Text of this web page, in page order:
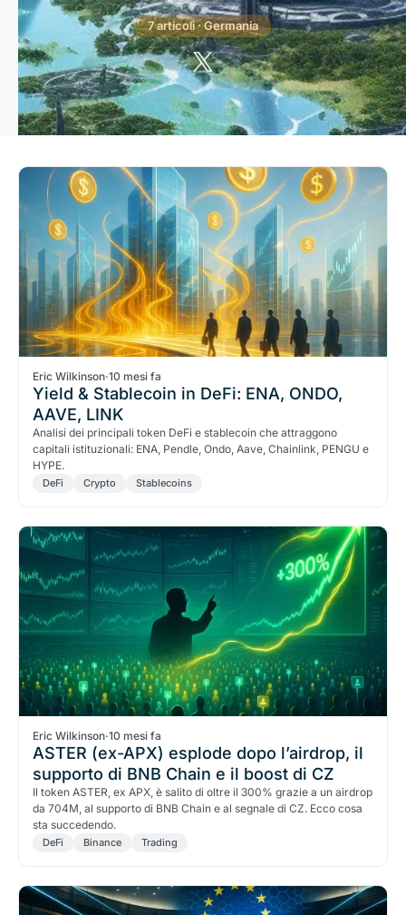
7 articoli · Germania
Eric Wilkinson·10 mesi fa
Yield & Stablecoin in DeFi: ENA, ONDO,
AAVE, LINK
Analisi dei principali token DeFi e stablecoin che attraggono
capitali istituzionali: ENA, Pendle, Ondo, Aave, Chainlink, PENGU e
HYPE.
DeFi Crypto Stablecoins
Eric Wilkinson·10 mesi fa
ASTER (ex-APX) esplode dopo l’airdrop, il
supporto di BNB Chain e il boost di CZ
Il token ASTER, ex APX, è salito di oltre il 300% grazie a un airdrop
da 704M, al supporto di BNB Chain e al segnale di CZ. Ecco cosa
sta succedendo.
DeFi Binance Trading